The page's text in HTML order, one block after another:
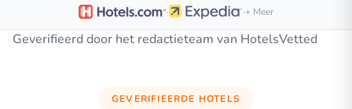
· ·+ Meer
Geverifieerd door het redactieteam van HotelsVetted
GEVERIFIEERDE HOTELS